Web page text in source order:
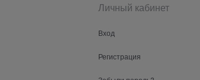
Личный кабинет
Вход
Регистрация